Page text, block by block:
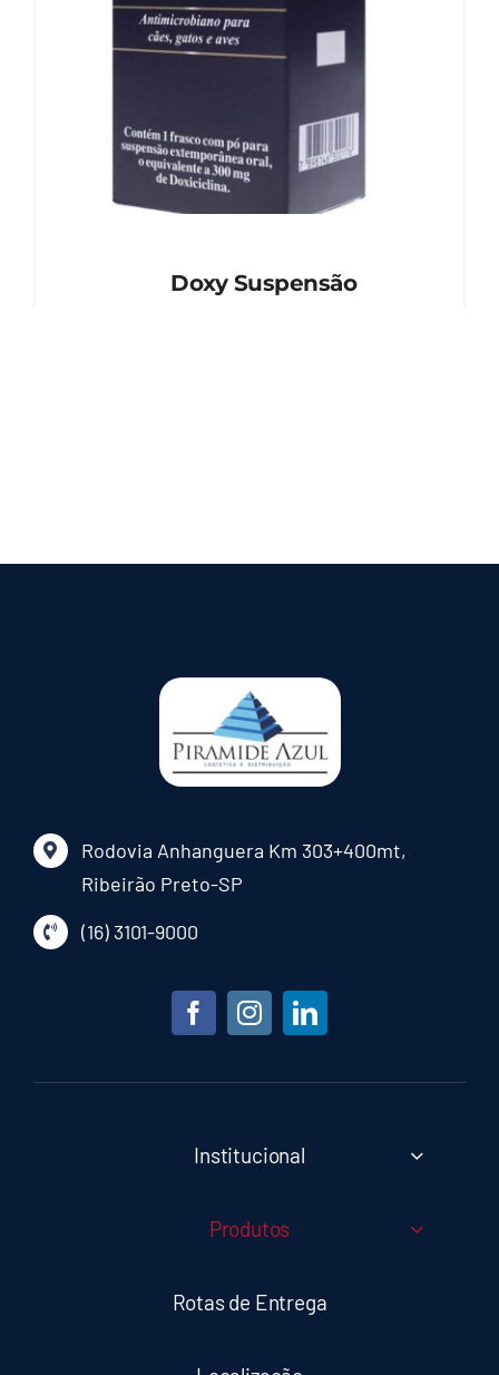
Doxy Suspensão
Rodovia Anhanguera Km 303+400mt,
Ribeirão Preto-SP
(16) 3101-9000
Institucional
Produtos
Rotas de Entrega